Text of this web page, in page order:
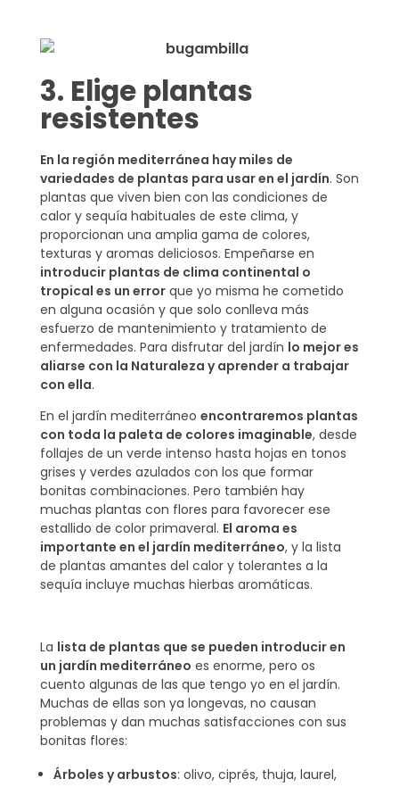
3. Elige plantas
resistentes
En la región mediterránea hay miles de
variedades de plantas para usar en el jardín. Son
plantas que viven bien con las condiciones de
calor y sequía habituales de este clima, y
proporcionan una amplia gama de colores,
texturas y aromas deliciosos. Empeñarse en
introducir plantas de clima continental o
tropical es un error que yo misma he cometido
en alguna ocasión y que solo conlleva más
esfuerzo de mantenimiento y tratamiento de
enfermedades. Para disfrutar del jardín lo mejor es
aliarse con la Naturaleza y aprender a trabajar
con ella.
En el jardín mediterráneo encontraremos plantas
con toda la paleta de colores imaginable, desde
follajes de un verde intenso hasta hojas en tonos
grises y verdes azulados con los que formar
bonitas combinaciones. Pero también hay
muchas plantas con flores para favorecer ese
estallido de color primaveral. El aroma es
importante en el jardín mediterráneo, y la lista
de plantas amantes del calor y tolerantes a la
sequía incluye muchas hierbas aromáticas.
La lista de plantas que se pueden introducir en
un jardín mediterráneo es enorme, pero os
cuento algunas de las que tengo yo en el jardín.
Muchas de ellas son ya longevas, no causan
problemas y dan muchas satisfacciones con sus
bonitas flores:
Árboles y arbustos: olivo, ciprés, thuja, laurel,